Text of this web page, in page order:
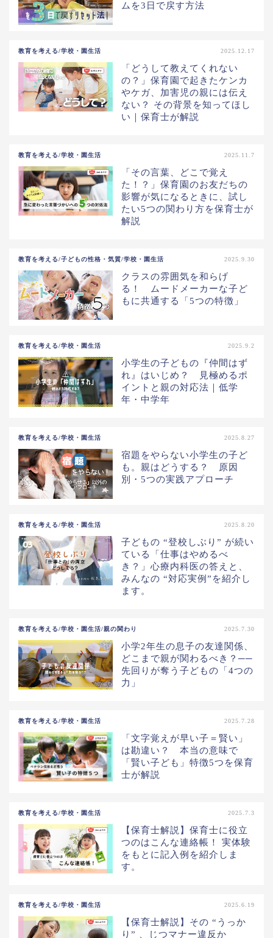
ムを3日で戻す方法
教育を考える/学校・園生活 2025.12.17
「どうして教えてくれない
の？」保育園で起きたケンカ
やケガ、加害児の親には伝え
ない？ その背景を知ってほし
い｜保育士が解説
教育を考える/学校・園生活 2025.11.7
「その言葉、どこで覚え
た！？」保育園のお友だちの
影響が気になるときに、試し
たい5つの関わり方を保育士が
解説
教育を考える/子どもの性格・気質/学校・園生活 2025.9.30
クラスの雰囲気を和らげ
る！ ムードメーカーな子ど
もに共通する「5つの特徴」
教育を考える/学校・園生活 2025.9.2
小学生の子どもの『仲間はず
れ』はいじめ？ 見極めるポ
イントと親の対応法｜低学
年・中学年
教育を考える/学校・園生活 2025.8.27
宿題をやらない小学生の子ど
も。親はどうする？ 原因
別・5つの実践アプローチ
教育を考える/学校・園生活 2025.8.20
子どもの “登校しぶり” が続い
ている「仕事はやめるべ
き？」心療内科医の答えと、
みんなの “対応実例”を紹介し
ます。
教育を考える/学校・園生活/親の関わり 2025.7.30
小学2年生の息子の友達関係、
どこまで親が関わるべき？──
先回りが奪う子どもの「4つの
力」
教育を考える/学校・園生活 2025.7.28
「文字覚えが早い子＝賢い」
は勘違い？ 本当の意味で
「賢い子ども」特徴5つを保育
士が解説
教育を考える/学校・園生活 2025.7.3
【保育士解説】保育士に役立
つのはこんな連絡帳！ 実体験
をもとに記入例を紹介しま
す。
教育を考える/学校・園生活 2025.6.19
【保育士解説】その “うっか
り” 、じつマナー違反か